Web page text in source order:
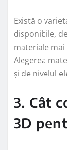
Există o
disponibile,
materiale mai
Alegerea
și de nivelul
3. Cât
3D